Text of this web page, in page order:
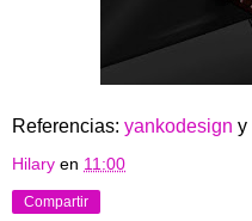
Referencias: yankodesign y
Hilary en 11:00
Compartir